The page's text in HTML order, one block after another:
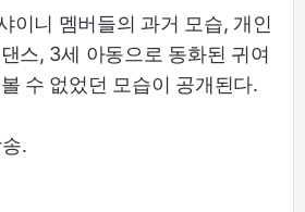
이니 멤버들의 과거 모습, 개인
스, 3세 아동으로 동화된 귀여
수 없었던 모습이 공개된다.
.